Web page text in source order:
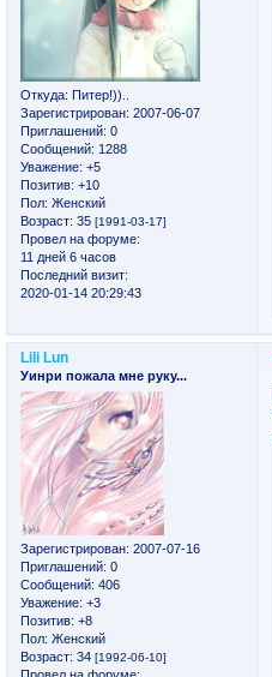
Откуда: Питер!))..
Зарегистрирован: 2007-06-07
Приглашений: 0
Сообщений: 1288
Уважение: +5
Позитив: +10
Пол: Женский
Возраст: 35 [1991-03-17]
Провел на форуме:
11 дней 6 часов
Последний визит:
2020-01-14 20:29:43
Lili Lun
Уинри пожала мне руку...
Зарегистрирован: 2007-07-16
Приглашений: 0
Сообщений: 406
Уважение: +3
Позитив: +8
Пол: Женский
Возраст: 34 [1992-06-10]